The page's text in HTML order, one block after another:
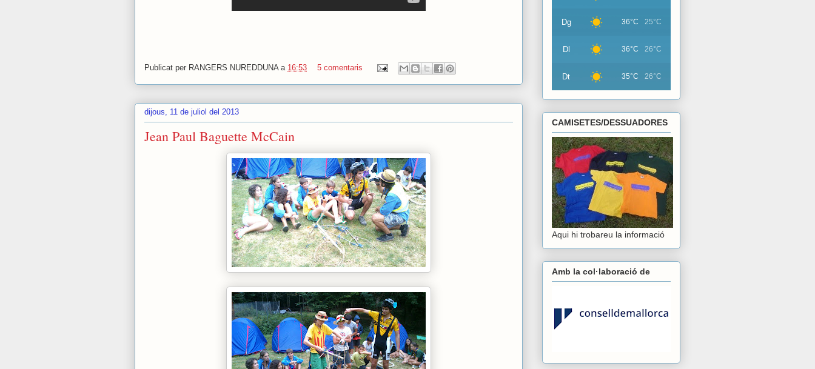
Publicat per RANGERS NUREDDUNA a 16:53 5 comentaris
dijous, 11 de juliol del 2013
Jean Paul Baguette McCain
Dg 36°C 25°C
Dl 36°C 26°C
Dt 35°C 26°C
CAMISETES/DESSUADORES
Aqui hi trobareu la informació
Amb la col·laboració de